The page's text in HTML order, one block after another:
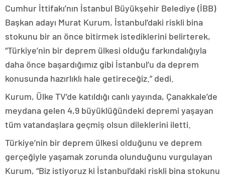
Cumhur İttifakı’nın İstanbul Büyükşehir Belediye (İBB)
Başkan adayı Murat Kurum, İstanbul’daki riskli bina
stokunu bir an önce bitirmek istediklerini belirterek,
“Türkiye’nin bir deprem ülkesi olduğu farkındalığıyla
daha önce başardığımız gibi İstanbul’u da deprem
konusunda hazırlıklı hale getireceğiz.” dedi.
Kurum, Ülke TV’de katıldığı canlı yayında, Çanakkale’de
meydana gelen 4,9 büyüklüğündeki depremi yaşayan
tüm vatandaşlara geçmiş olsun dileklerini iletti.
Türkiye’nin bir deprem ülkesi olduğunu ve deprem
gerçeğiyle yaşamak zorunda olunduğunu vurgulayan
Kurum, “Biz istiyoruz ki İstanbul’daki riskli bina stokunu